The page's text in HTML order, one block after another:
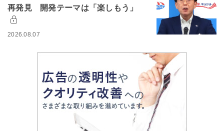
再発見 開発テーマは「楽しもう」
2026.08.07